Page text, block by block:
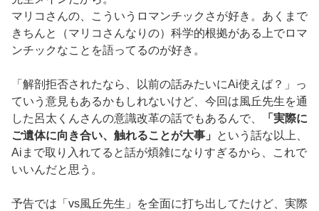
マリコさんの、こういうロマンチックさが好き。あくまで
きちんと（マリコさんなりの）科学的根拠がある上でロマ
ンチックなことを語ってるのが好き。
「解剖拒否されたなら、以前の話みたいにAi使えば？」っ
ていう意見もあるかもしれないけど、今回は風丘先生を通
した呂太くんさんの意識改革の話でもあるんで、
「実際に
ご遺体に向き合い、触れることが大事」
という話な以上、
Aiまで取り入れてると話が煩雑になりすぎるから、これで
いいんだと思う。
予告では「vs風丘先生」を全面に打ち出してたけど、実際